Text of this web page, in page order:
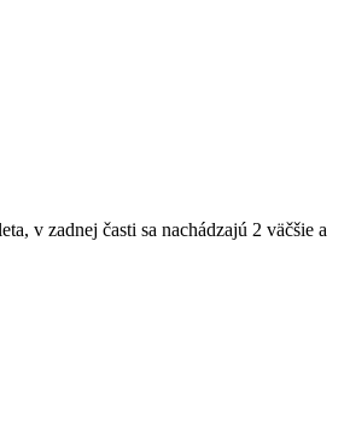
v zadnej časti sa nachádzajú 2 väčšie a